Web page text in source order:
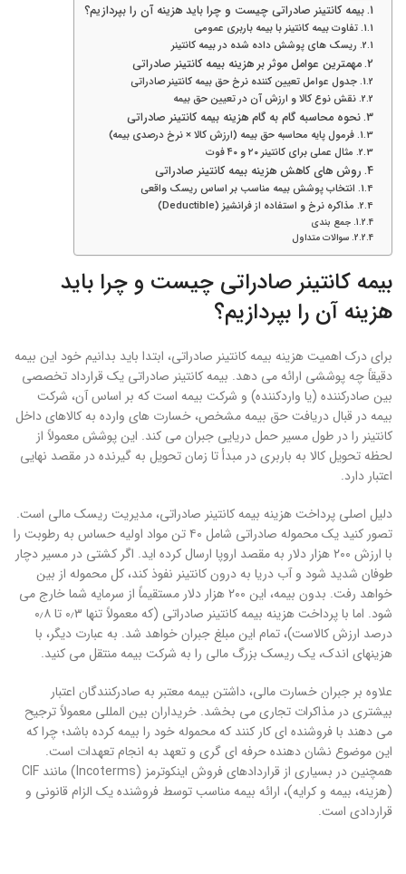
بیمه کانتینر صادراتی چیست و چرا باید هزینه آن را بپردازیم؟
تفاوت بیمه کانتینر با بیمه باربری عمومی
ریسک های پوشش داده شده در بیمه کانتینر
مهمترین عوامل موثر بر هزینه بیمه کانتینر صادراتی
جدول عوامل تعیین کننده نرخ حق بیمه کانتینر صادراتی
نقش نوع کالا و ارزش آن در تعیین حق بیمه
نحوه محاسبه گام به گام هزینه بیمه کانتینر صادراتی
فرمول پایه محاسبه حق بیمه (ارزش کالا × نرخ درصدی بیمه)
مثال عملی برای کانتینر ۲۰ و ۴۰ فوت
روش های کاهش هزینه بیمه کانتینر صادراتی
انتخاب پوشش بیمه مناسب بر اساس ریسک واقعی
مذاکره نرخ و استفاده از فرانشیز (Deductible)
جمع بندی
سوالات متداول
بیمه کانتینر صادراتی چیست و چرا باید
هزینه آن را بپردازیم؟
برای درک اهمیت هزینه بیمه کانتینر صادراتی، ابتدا باید بدانیم خود این بیمه
دقیقاً چه پوششی ارائه می دهد. بیمه کانتینر صادراتی یک قرارداد تخصصی
بین صادرکننده (یا واردکننده) و شرکت بیمه است که بر اساس آن، شرکت
بیمه در قبال دریافت حق بیمه مشخص، خسارت های وارده به کالاهای داخل
کانتینر را در طول مسیر حمل دریایی جبران می کند. این پوشش معمولاً از
لحظه تحویل کالا به باربری در مبدأ تا زمان تحویل به گیرنده در مقصد نهایی
اعتبار دارد.
دلیل اصلی پرداخت هزینه بیمه کانتینر صادراتی، مدیریت ریسک مالی است.
تصور کنید یک محموله صادراتی شامل ۴۰ تن مواد اولیه حساس به رطوبت را
با ارزش ۲۰۰ هزار دلار به مقصد اروپا ارسال کرده اید. اگر کشتی در مسیر دچار
طوفان شدید شود و آب دریا به درون کانتینر نفوذ کند، کل محموله از بین
خواهد رفت. بدون بیمه، این ۲۰۰ هزار دلار مستقیماً از سرمایه شما خارج می
شود. اما با پرداخت هزینه بیمه کانتینر صادراتی (که معمولاً تنها ۰٫۳ تا ۰٫۸
درصد ارزش کالاست)، تمام این مبلغ جبران خواهد شد. به عبارت دیگر، با
هزینهای اندک، یک ریسک بزرگ مالی را به شرکت بیمه منتقل می کنید.
علاوه بر جبران خسارت مالی، داشتن بیمه معتبر به صادرکنندگان اعتبار
بیشتری در مذاکرات تجاری می بخشد. خریداران بین المللی معمولاً ترجیح
می دهند با فروشنده ای کار کنند که محموله خود را بیمه کرده باشد؛ چرا که
این موضوع نشان دهنده حرفه ای گری و تعهد به انجام تعهدات است.
همچنین در بسیاری از قراردادهای فروش اینکوترمز (Incoterms) مانند CIF
(هزینه، بیمه و کرایه)، ارائه بیمه مناسب توسط فروشنده یک الزام قانونی و
قراردادی است.